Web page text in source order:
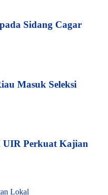
Sidang Cagar
Masuk Seleksi
Perkuat Kajian